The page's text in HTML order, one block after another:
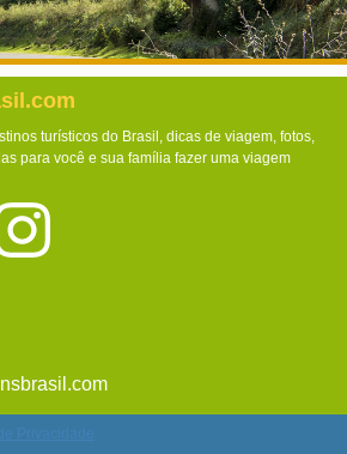
turísticos do Brasil, dicas de viagem, fotos,
para você e sua família fazer uma viagem
Privacidade